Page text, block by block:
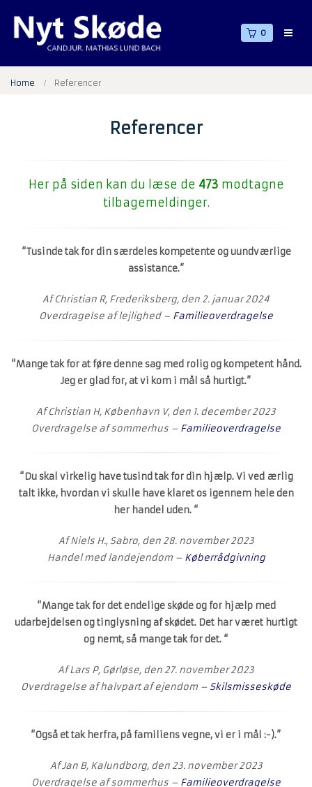
0
Home Referencer
Referencer
Her på siden kan du læse de 473 modtagne
tilbagemeldinger.
“Tusinde tak for din særdeles kompetente og uundværlige
assistance.”
Af Christian R, Frederiksberg, den 2. januar 2024
Overdragelse af lejlighed – Familieoverdragelse
“Mange tak for at føre denne sag med rolig og kompetent hånd.
Jeg er glad for, at vi kom i mål så hurtigt.”
Af Christian H, København V, den 1. december 2023
Overdragelse af sommerhus – Familieoverdragelse
“Du skal virkelig have tusind tak for din hjælp. Vi ved ærlig
talt ikke, hvordan vi skulle have klaret os igennem hele den
her handel uden. “
Af Niels H., Sabro, den 28. november 2023
Handel med landejendom – Køberrådgivning
“Mange tak for det endelige skøde og for hjælp med
udarbejdelsen og tinglysning af skødet. Det har været hurtigt
og nemt, så mange tak for det. “
Af Lars P, Gørløse, den 27. november 2023
Overdragelse af halvpart af ejendom – Skilsmisseskøde
“Også et tak herfra, på familiens vegne, vi er i mål :-).”
Af Jan B, Kalundborg, den 23. november 2023
Overdragelse af sommerhus – Familieoverdragelse